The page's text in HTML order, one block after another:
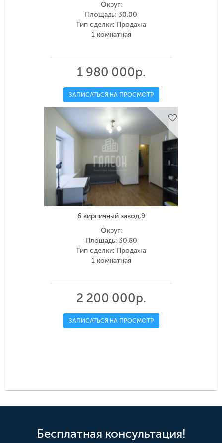
Округ:
Площадь: 30.00
Тип сделки: Продажа
1 комнатная
1 980 000р.
ЗАПИСАТЬСЯ НА ПРОСМОТР
6 кирпичный завод,9
Округ:
Площадь: 30.80
Тип сделки: Продажа
1 комнатная
2 200 000р.
ЗАПИСАТЬСЯ НА ПРОСМОТР
Бесплатная консультация!